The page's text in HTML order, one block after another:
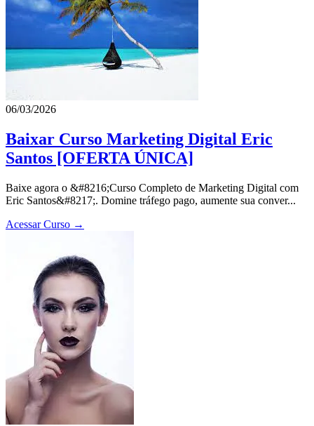
06/03/2026
Baixar Curso Marketing Digital Eric
Santos [OFERTA ÚNICA]
Baixe agora o &#8216;Curso Completo de Marketing Digital com
Eric Santos&#8217;. Domine tráfego pago, aumente sua conver...
Acessar Curso →